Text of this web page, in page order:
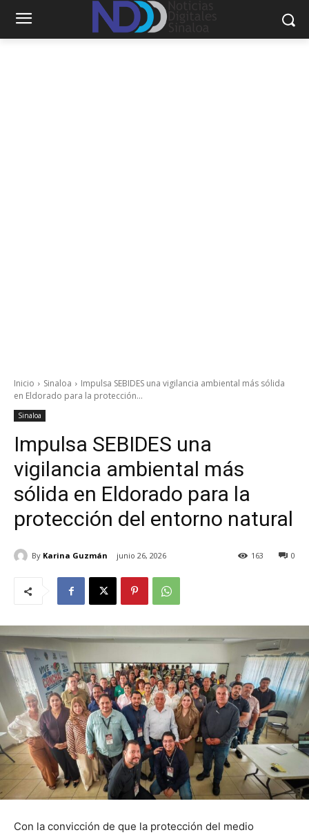
Inicio Sinaloa
Impulsa SEBIDES una vigilancia ambiental más sólida
en Eldorado para la protección...
Sinaloa
Impulsa SEBIDES una
vigilancia ambiental más
sólida en Eldorado para la
protección del entorno natural
By Karina Guzmán junio 26, 2026 0
163
Con la convicción de que la protección del medio